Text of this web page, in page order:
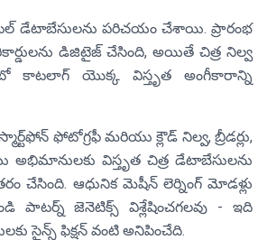
డేటాబేసులను పరిచయం చేశాయి. ప్రారంభ
డిజిటైజ్ చేసింది, అయితే చిత్ర నిల్వ
కాటలాగ్ యొక్క విస్తృత అంగీకారాన్ని
ఫోటోగ్రఫీ మరియు క్లౌడ్ నిల్వ, బ్రీడర్లు,
అభిమానులకు విస్తృత చిత్ర డేటాబేసులను
చేసింది. ఆధునిక మెషీన్ లెర్నింగ్ మోడళ్లు
పాటర్న్ జెనెటిక్స్ విశ్లేషించగలవు - ఇది
సైన్స్ ఫిక్షన్ వంటి అనిపించేది.